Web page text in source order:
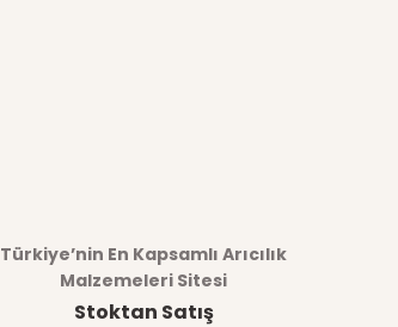
Türkiye’nin En Kapsamlı Arıcılık
Malzemeleri Sitesi
Stoktan Satış